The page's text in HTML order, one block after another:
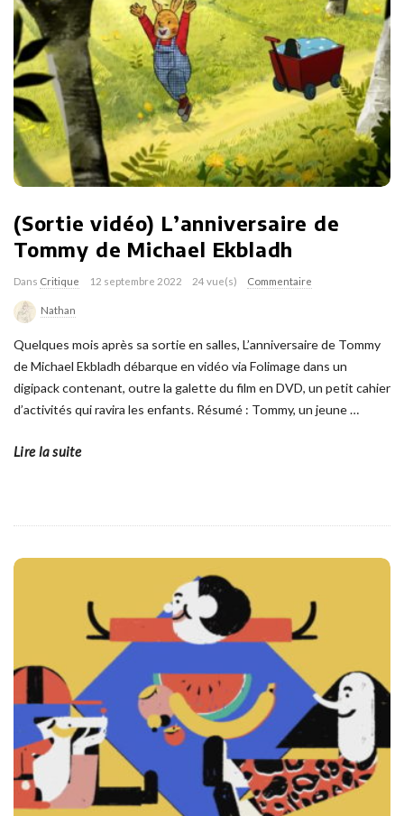
(Sortie vidéo) L’anniversaire de
Tommy de Michael Ekbladh
Dans Critique 12 septembre 2022 24 vue(s) Commentaire
Nathan
Quelques mois après sa sortie en salles, L’anniversaire de Tommy
de Michael Ekbladh débarque en vidéo via Folimage dans un
digipack contenant, outre la galette du film en DVD, un petit cahier
d’activités qui ravira les enfants. Résumé : Tommy, un jeune…
Lire la suite